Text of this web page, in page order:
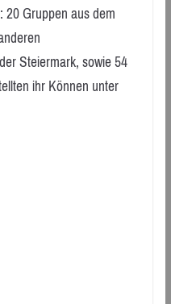
Gruppen aus dem
Steiermark, sowie 54
ihr Können unter